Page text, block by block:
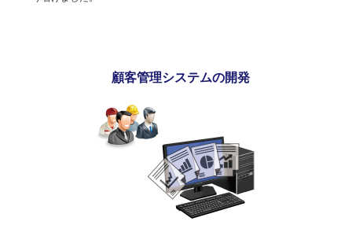
顧客管理システムの開発